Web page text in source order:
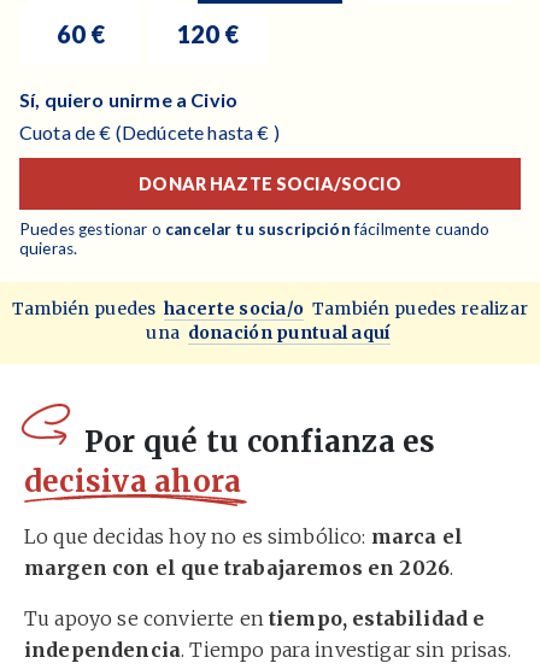
60 € 120 €
Sí, quiero unirme a Civio
Cuotade€ (Dedúcete hasta€ )
DONAR HAZTE SOCIA/SOCIO
Puedes gestionar o cancelar tu suscripciónfácilmente cuando
quieras.
También puedes hacerte socia/o También puedes realizar
una donación puntual aquí
Por qué tu confianza es
decisiva ahora
Lo que decidas hoy no es simbólico: marca el
margen con el que trabajaremos en 2026.
Tu apoyo se convierte en tiempo, estabilidad e
independencia. Tiempo para investigar sin prisas.